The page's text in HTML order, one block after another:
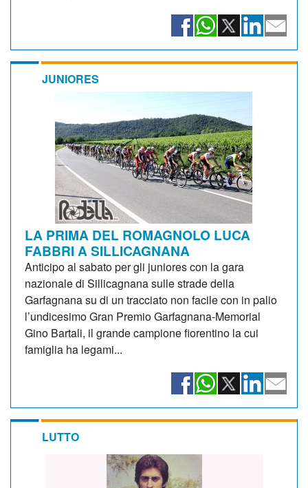
JUNIORES
LA PRIMA DEL ROMAGNOLO LUCA
FABBRI A SILLICAGNANA
Anticipo al sabato per gli juniores con la gara
nazionale di Sillicagnana sulle strade della
Garfagnana su di un tracciato non facile con in palio
l’undicesimo Gran Premio Garfagnana-Memorial
Gino Bartali, il grande campione fiorentino la cui
famiglia ha legami...
LUTTO